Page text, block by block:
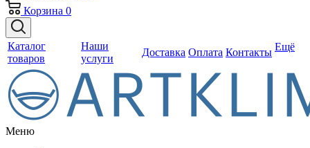
Корзина 0
Каталог
товаров
Наши
услуги
Доставка Оплата Контакты Ещё
Меню